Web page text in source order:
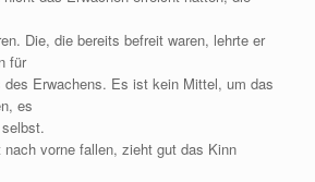
Die, die bereits befreit waren, lehrte er
für
Erwachens. Es ist kein Mittel, um das
es
vorne fallen, zieht gut das Kinn